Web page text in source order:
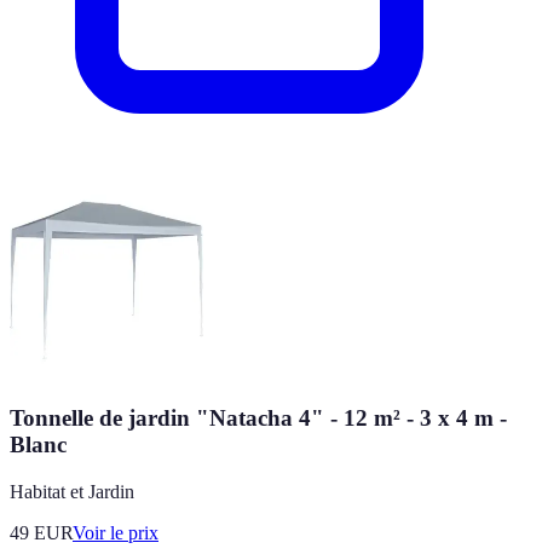
Tonnelle de jardin "Natacha 4" - 12 m² - 3 x 4 m -
Blanc
Habitat et Jardin
49 EURVoir le prix